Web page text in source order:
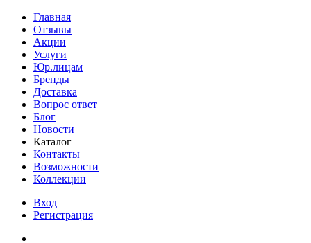
Главная
Отзывы
Акции
Услуги
Юр.лицам
Бренды
Доставка
Вопрос ответ
Блог
Новости
Каталог
Контакты
Возможности
Коллекции
Вход
Регистрация